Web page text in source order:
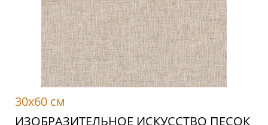
30x60 см
ИЗОБРАЗИТЕЛЬНОЕ ИСКУССТВО ПЕСОК